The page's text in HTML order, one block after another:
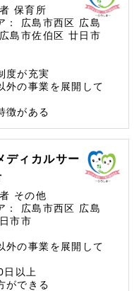
保育所
：
広島市西区 広島
広島市佐伯区 廿日市
度が充実
外の事業を展開して
徴がある
ディカルサー
その他
：
広島市西区 広島
市市
外の事業を展開して
日以上
ができる